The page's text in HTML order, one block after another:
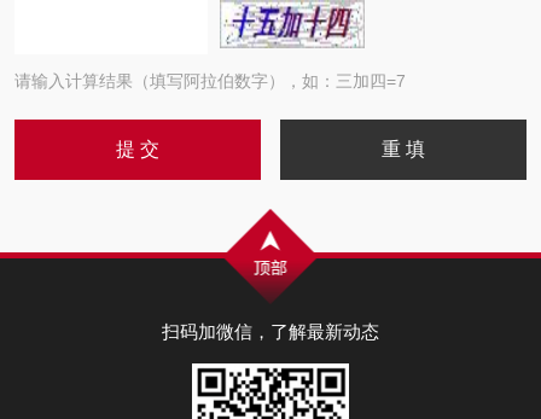
请输入计算结果（填写阿拉伯数字），如：三加四=7
扫码加微信，了解最新动态